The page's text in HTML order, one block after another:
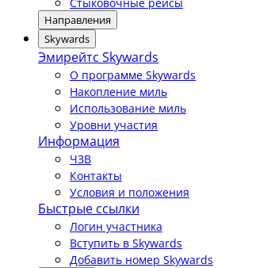
Направления
Skywards
Эмирейтс Skywards
О программе Skywards
Накопление миль
Использование миль
Уровни участия
Информация
ЧЗВ
Контакты
Условия и положения
Быстрые ссылки
Логин участника
Вступить в Skywards
Добавить номер Skywards